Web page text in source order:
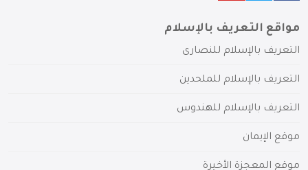
مواقع التعريف بالإسلام
التعريف بالإسلام للنصارى
التعريف بالإسلام للملحدين
التعريف بالإسلام للهندوس
موقع الإيمان
موقع المعجزة الأخيرة